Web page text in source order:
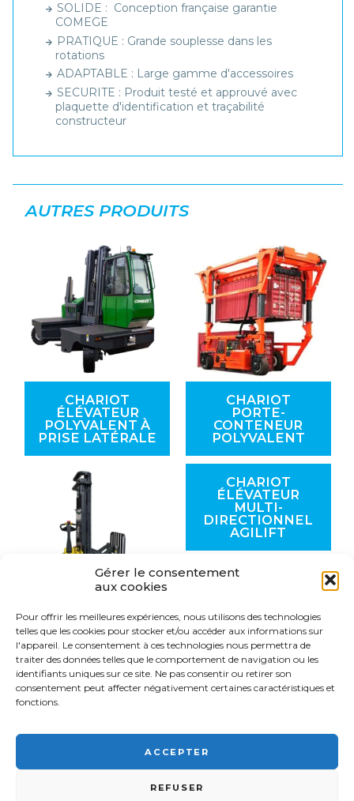
Gérer le consentement
aux cookies
Pour offrir les meilleures expériences, nous utilisons des technologies
telles que les cookies pour stocker et/ou accéder aux informations sur
l'appareil. Le consentement à ces technologies nous permettra de
traiter des données telles que le comportement de navigation ou les
identifiants uniques sur ce site. Ne pas consentir ou retirer son
consentement peut affecter négativement certaines caractéristiques et
fonctions.
ACCEPTER
REFUSER
SOLIDE : Conception française garantie
COMEGE
PRATIQUE : Grande souplesse dans les
rotations
ADAPTABLE : Large gamme d'accessoires
SECURITE : Produit testé et approuvé avec
plaquette d'identification et traçabilité
constructeur
AUTRES PRODUITS
CHARIOT
ÉLÉVATEUR
POLYVALENT À
PRISE LATÉRALE
CHARIOT
PORTE-
CONTENEUR
POLYVALENT
GERBEUR
QUADRI-
DIRECTIONNEL
RÉTRACTABLE
CHARIOT
ÉLÉVATEUR
MULTI-
DIRECTIONNEL
AGILIFT